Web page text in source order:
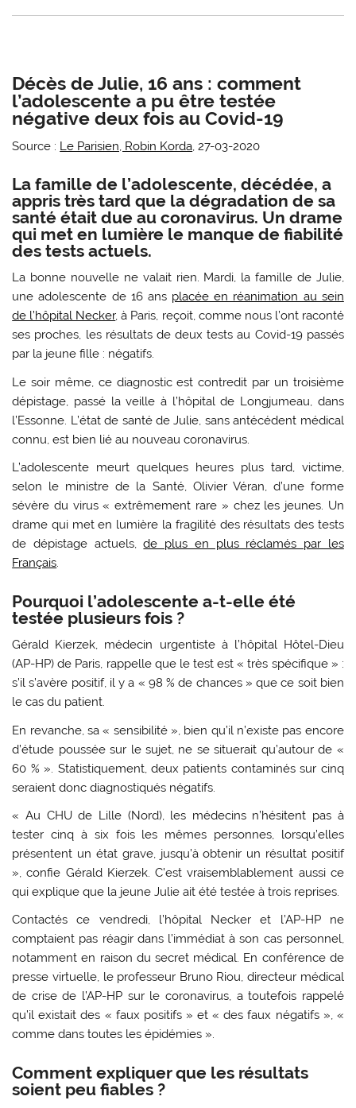
Décès de Julie, 16 ans : comment
l’adolescente a pu être testée
négative deux fois au Covid-19
Source : Le Parisien, Robin Korda , 27-03-2020
La famille de l’adolescente, décédée, a
appris très tard que la dégradation de sa
santé était due au coronavirus. Un drame
qui met en lumière le manque de fiabilité
des tests actuels.
La bonne nouvelle ne valait rien. Mardi, la famille de Julie,
une adolescente de 16 ans placée en réanimation au sein
de l’hôpital Necker, à Paris, reçoit, comme nous l’ont raconté
ses proches, les résultats de deux tests au Covid-19 passés
par la jeune fille : négatifs.
Le soir même, ce diagnostic est contredit par un troisième
dépistage, passé la veille à l’hôpital de Longjumeau, dans
l’Essonne. L’état de santé de Julie, sans antécédent médical
connu, est bien lié au nouveau coronavirus.
L’adolescente meurt quelques heures plus tard, victime,
selon le ministre de la Santé, Olivier Véran, d’une forme
sévère du virus « extrêmement rare » chez les jeunes. Un
drame qui met en lumière la fragilité des résultats des tests
de dépistage actuels,de plus en plus réclamés par les
Français.
Pourquoi l’adolescente a-t-elle été
testée plusieurs fois ?
Gérald Kierzek, médecin urgentiste à l’hôpital Hôtel-Dieu
(AP-HP) de Paris, rappelle que le test est « très spécifique » :
s’il s’avère positif, il y a « 98 % de chances » que ce soit bien
le cas du patient.
En revanche, sa « sensibilité », bien qu’il n’existe pas encore
d’étude poussée sur le sujet, ne se situerait qu’autour de «
60 % ». Statistiquement, deux patients contaminés sur cinq
seraient donc diagnostiqués négatifs.
« Au CHU de Lille (Nord), les médecins n’hésitent pas à
tester cinq à six fois les mêmes personnes, lorsqu’elles
présentent un état grave, jusqu’à obtenir un résultat positif
», confie Gérald Kierzek. C’est vraisemblablement aussi ce
qui explique que la jeune Julie ait été testée à trois reprises.
Contactés ce vendredi, l’hôpital Necker et l’AP-HP ne
comptaient pas réagir dans l’immédiat à son cas personnel,
notamment en raison du secret médical. En conférence de
presse virtuelle, le professeur Bruno Riou, directeur médical
de crise de l’AP-HP sur le coronavirus, a toutefois rappelé
qu’il existait des « faux positifs » et « des faux négatifs », «
comme dans toutes les épidémies ».
Comment expliquer que les résultats
soient peu fiables ?